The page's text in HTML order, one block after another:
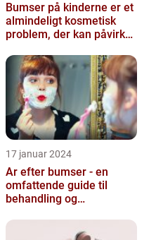
Bumser på kinderne er et
almindeligt kosmetisk
problem, der kan påvirke
17 januar 2024
Ar efter bumser - en
omfattende guide til
behandling og